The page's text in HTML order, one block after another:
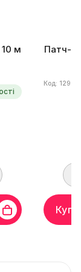
м
Патч-
Код: 1295